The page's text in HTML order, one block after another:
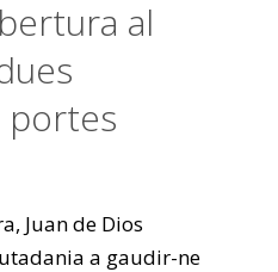
al
portes
Juan de Dios
a gaudir-ne